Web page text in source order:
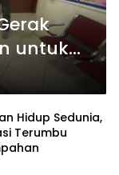
untuk
Hidup Sedunia,
Terumbu